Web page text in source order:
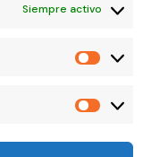
Siempre activo